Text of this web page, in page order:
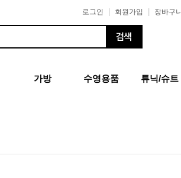
로그인 회원가입 장바구니
가방 수영용품 튜닉/슈트